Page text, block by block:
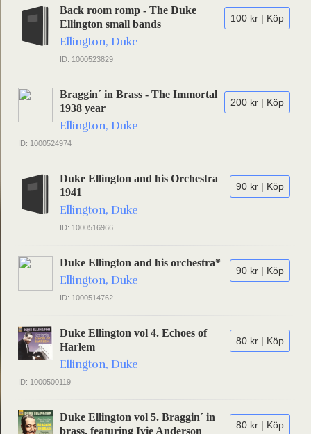
100 kr | Köp
Back room romp - The Duke
Ellington small bands
Ellington, Duke
ID: 1000523829
200 kr | Köp
Braggin´ in Brass - The Immortal
1938 year
Ellington, Duke
ID: 1000524974
90 kr | Köp
Duke Ellington and his Orchestra
1941
Ellington, Duke
ID: 1000516966
90 kr | Köp
Duke Ellington and his orchestra*
Ellington, Duke
ID: 1000514762
80 kr | Köp
Duke Ellington vol 4. Echoes of
Harlem
Ellington, Duke
ID: 1000500119
80 kr | Köp
Duke Ellington vol 5. Braggin´ in
brass, featuring Ivie Anderson